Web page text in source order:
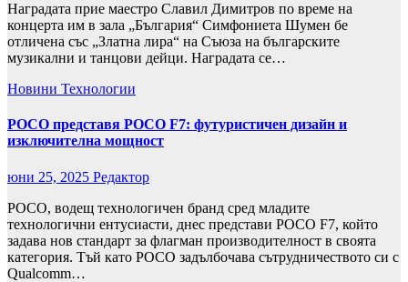
Наградата прие маестро Славил Димитров по време на
концерта им в зала „България“ Симфониета Шумен бе
отличена със „Златна лира“ на Съюза на българските
музикални и танцови дейци. Наградата се…
Новини Технологии
POCO представя POCO F7: футуристичен дизайн и
изключителна мощност
юни 25, 2025 Редактор
POCO, водещ технологичен бранд сред младите
технологични ентусиасти, днес представи POCO F7, който
задава нов стандарт за флагман производителност в своята
категория. Тъй като POCO задълбочава сътрудничеството си с
Qualcomm…